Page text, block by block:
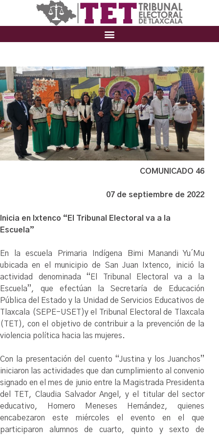
COMUNICADO 46
07 de septiembre de 2022
Inicia en Ixtenco “El Tribunal Electoral va a la
Escuela”
En la escuela Primaria Indígena Bimi Manandi Yu´Mu
ubicada en el municipio de San Juan Ixtenco, inició la
actividad denominada “El Tribunal Electoral va a la
Escuela”, que efectúan la Secretaría de Educación
Pública del Estado y la Unidad de Servicios Educativos de
Tlaxcala (SEPE-USET)y el Tribunal Electoral de Tlaxcala
(TET), con el objetivo de contribuir a la prevención de la
violencia política hacia las mujeres.
Con la presentación del cuento “Justina y los Juanchos”
iniciaron las actividades que dan cumplimiento al convenio
signado en el mes de junio entre la Magistrada Presidenta
del TET, Claudia Salvador Angel, y el titular del sector
educativo, Homero Meneses Hernández, quienes
encabezaron este miércoles el evento en el que
participaron alumnos de cuarto, quinto y sexto de